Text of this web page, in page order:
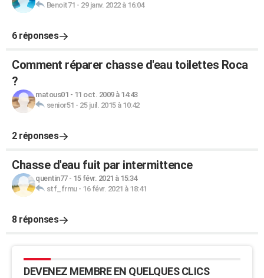
Benoit71 - 29 janv. 2022 à 16:04
6 réponses
Comment réparer chasse d'eau toilettes Roca
?
matous01 - 11 oct. 2009 à 14:43
senior51 - 25 juil. 2015 à 10:42
2 réponses
Chasse d'eau fuit par intermittence
quentin77- 15 févr. 2021 à 15:34
stf_frmu- 16 févr. 2021 à 18:41
8 réponses
DEVENEZ MEMBRE EN QUELQUES CLICS